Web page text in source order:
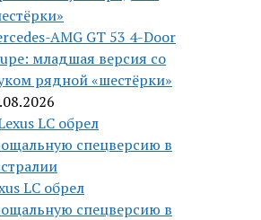
AMG GT 53 4-Door
младшая версия со
рядной «шестёрки»
LC обрел
спецверсию в